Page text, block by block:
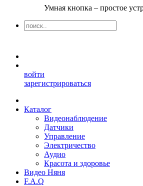
Умная кнопка – простое
войти
зарегистрироваться
Каталог
Видеонаблюдение
Датчики
Управление
Электричество
Аудио
Красота и здоровье
Видео Няня
F.A.Q